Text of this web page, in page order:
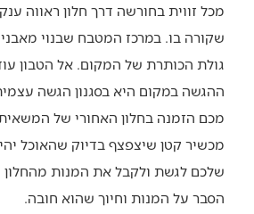
מכל זווית בחורשה דרך חלון ראווה
שקורה בו. במרכז המטבח שבנוי
גולת הכותרת של המקום. אל הטבון
ההגשה במקום היא בסגנון הגשה
מכם הזמנה בחלון האחורי של
מכשיר קטן שיצפצף בדיוק שהאוכל
שלכם לגשת ולקבל את המנות מהחלון
הסבר על המנות וחיוך שהוא חובה.